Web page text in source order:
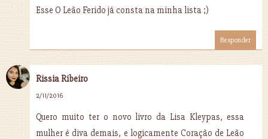
Esse O Leão Ferido já consta na minha lista ;)
Responder
Rissia Ribeiro
2/11/2016
Quero muito ter o novo livro da Lisa Kleypas, essa
mulher é diva demais, e logicamente Coração de Leão